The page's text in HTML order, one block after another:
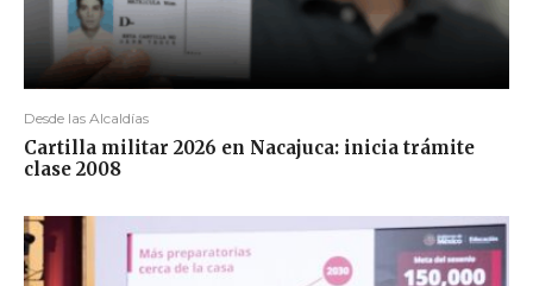
Desde las Alcaldías
Cartilla militar 2026 en Nacajuca: inicia trámite
clase 2008